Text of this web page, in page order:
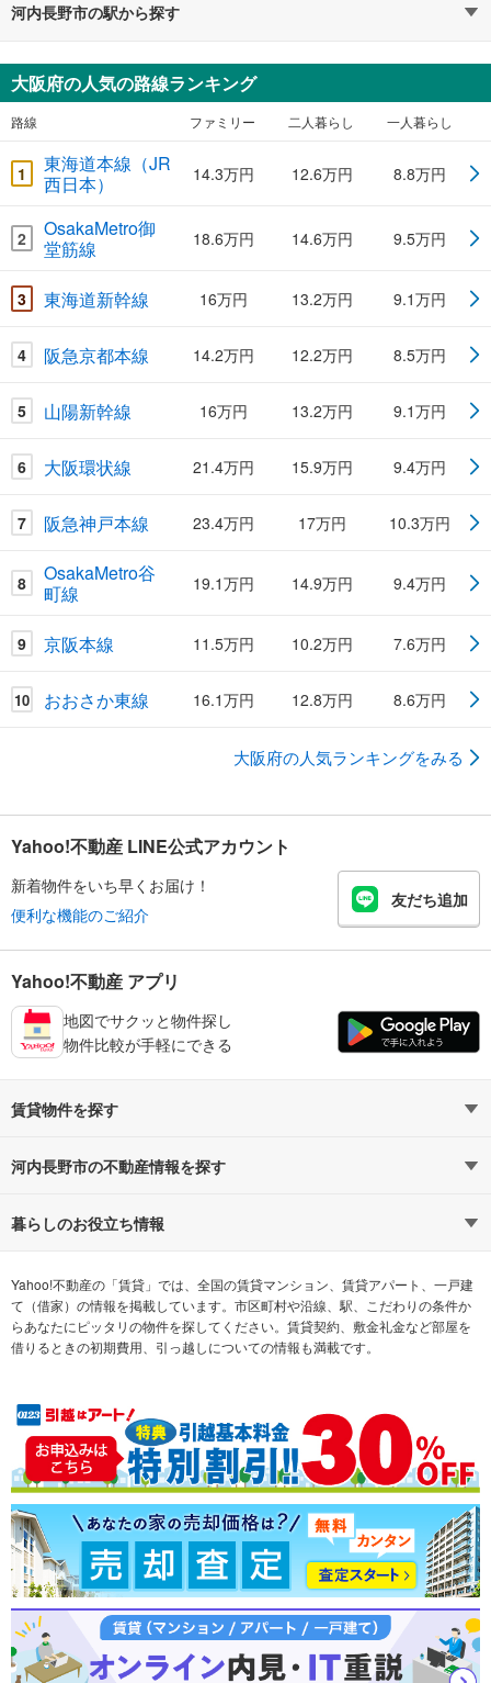
河内長野市の駅から探す
大阪府の人気の路線ランキング
路線 ファミリー 二人暮らし 一人暮らし
1
東海道本線（JR
西日本）
14.3万円 12.6万円 8.8万円
2
OsakaMetro御
堂筋線
18.6万円 14.6万円 9.5万円
3 東海道新幹線 16万円 13.2万円 9.1万円
4 阪急京都本線 14.2万円 12.2万円 8.5万円
5 山陽新幹線 16万円 13.2万円 9.1万円
6 大阪環状線 21.4万円 15.9万円 9.4万円
7 阪急神戸本線 23.4万円 17万円 10.3万円
8
OsakaMetro谷
町線
19.1万円 14.9万円 9.4万円
9 京阪本線 11.5万円 10.2万円 7.6万円
10 おおさか東線 16.1万円 12.8万円 8.6万円
大阪府の人気ランキングをみる
Yahoo!不動産 LINE公式アカウント
新着物件をいち早くお届け！
便利な機能のご紹介
友だち追加
Yahoo!不動産 アプリ
地図でサクッと物件探し
物件比較が手軽にできる
賃貸物件を探す
路線・駅から探す
通勤時間から探す
不動産会社から探す 希望の条件から探す
テーマから探す ランキングから探す
河内長野市の不動産情報を探す
不動産・住宅
新築マンション 中古マンション
新築一戸建て 中古一戸建て
売却査定
暮らしのお役立ち情報
マンションカタログ 教えて！住まいの先生
Yahoo!不動産の「賃貸」では、全国の賃貸マンション、賃貸アパート、一戸建
て（借家）の情報を掲載しています。市区町村や沿線、駅、こだわりの条件か
らあなたにピッタリの物件を探してください。賃貸契約、敷金礼金など部屋を
借りるときの初期費用、引っ越しについての情報も満載です。